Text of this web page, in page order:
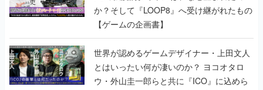
か？そして『LOOP8』へ受け継がれたもの
【ゲームの企画書】
世界が認めるゲームデザイナー・上田文人
とはいったい何が凄いのか？ ヨコオタロ
ウ・外山圭一郎らと共に『ICO』に込めら